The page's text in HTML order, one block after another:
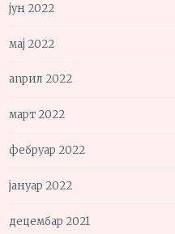
јун 2022
мај 2022
април 2022
март 2022
фебруар 2022
јануар 2022
децембар 2021